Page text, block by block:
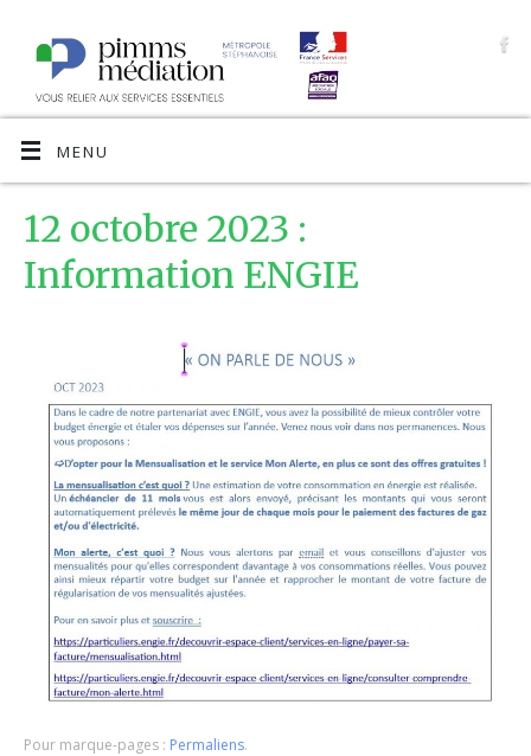
MENU
12 octobre 2023 :
Information ENGIE
Pour marque-pages : Permaliens.